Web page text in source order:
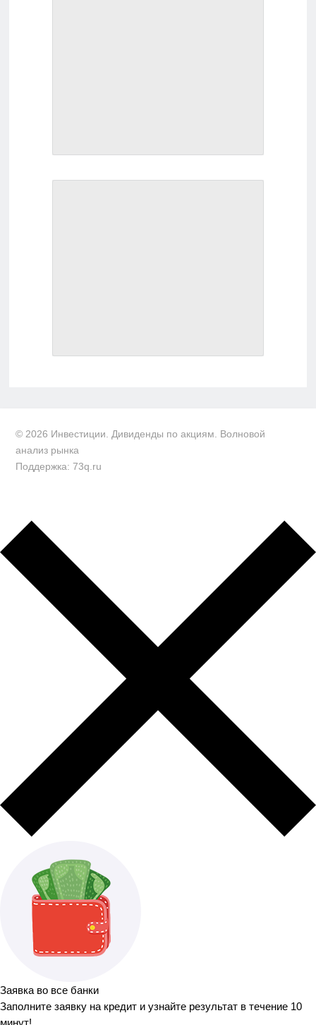
© 2026 Инвестиции. Дивиденды по акциям. Волновой
анализ рынка
Поддержка: 73q.ru
Заявка во все банки
Заполните заявку на кредит и узнайте результат в течение 10